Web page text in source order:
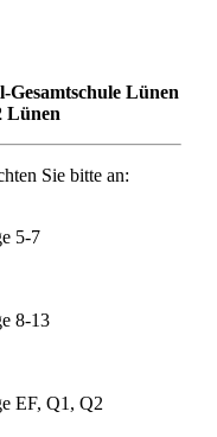
Gesamtschule Lünen
Lünen
Sie bitte an:
5-7
8-13
EF, Q1, Q2